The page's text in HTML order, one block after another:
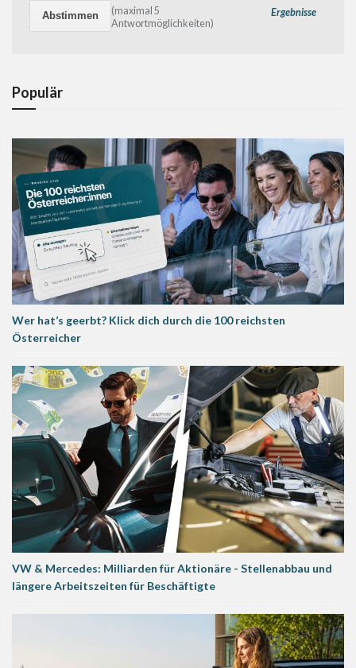
Ergebnisse
(maximal 5
Antwortmöglichkeiten)
Populär
Wer hat’s geerbt? Klick dich durch die 100 reichsten
Österreicher
VW & Mercedes: Milliarden für Aktionäre - Stellenabbau und
längere Arbeitszeiten für Beschäftigte